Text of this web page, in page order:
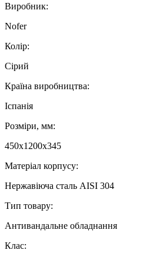
Виробник:
Nofer
Колір:
Сірий
Країна виробництва:
Іспанія
Розміри, мм:
450х1200х345
Матеріал корпусу:
Нержавіюча сталь AISI 304
Тип товару:
Антивандальне обладнання
Клас: